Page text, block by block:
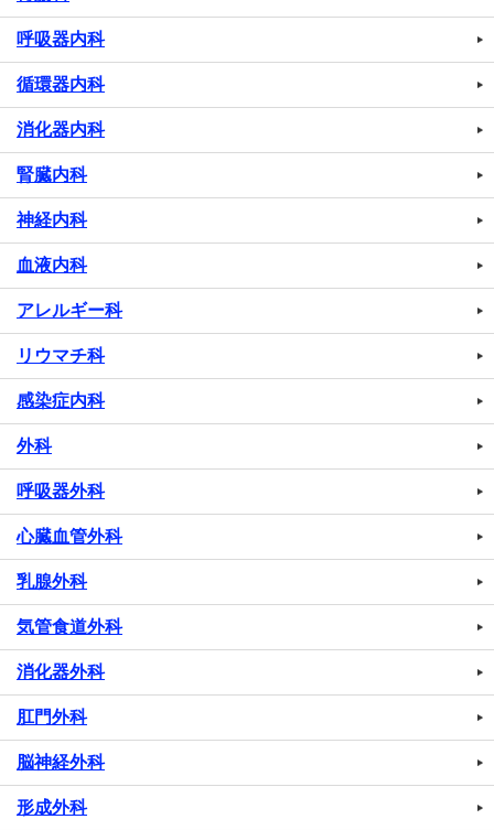
呼吸器内科
循環器内科
消化器内科
腎臓内科
神経内科
血液内科
アレルギー科
リウマチ科
感染症内科
外科
呼吸器外科
心臓血管外科
乳腺外科
気管食道外科
消化器外科
肛門外科
脳神経外科
形成外科